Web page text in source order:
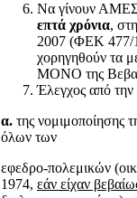
Να γίνουν
επτά χρόνια,
2007 (ΦΕΚ 477/
χορηγηθούν τα
ΜΟΝΟ της
Έλεγχος από
α. της νομιμοποίησης
όλων των
εφεδρο-πολεμικών
1974, εάν είχαν